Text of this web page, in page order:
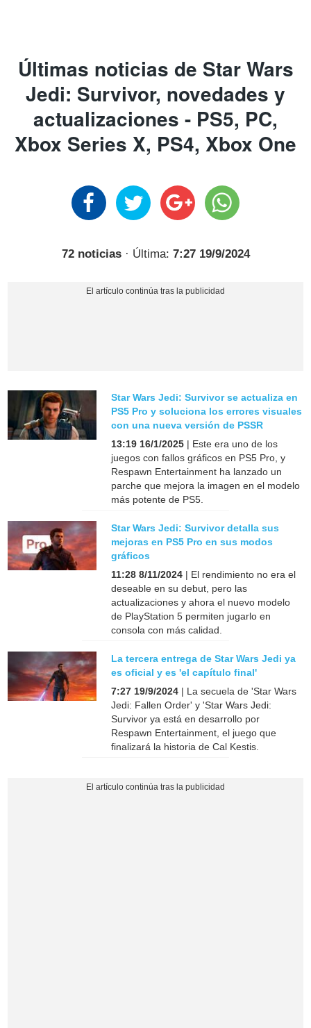
Últimas noticias de Star Wars
Jedi: Survivor, novedades y
actualizaciones - PS5, PC,
Xbox Series X, PS4, Xbox One
72 noticias· Última: 7:27 19/9/2024
Star Wars Jedi: Survivor se actualiza en
PS5 Pro y soluciona los errores visuales
con una nueva versión de PSSR
13:19 16/1/2025 | Este era uno de los
juegos con fallos gráficos en PS5 Pro, y
Respawn Entertainment ha lanzado un
parche que mejora la imagen en el modelo
más potente de PS5.
Star Wars Jedi: Survivor detalla sus
mejoras en PS5 Pro en sus modos
gráficos
11:28 8/11/2024 | El rendimiento no era el
deseable en su debut, pero las
actualizaciones y ahora el nuevo modelo
de PlayStation 5 permiten jugarlo en
consola con más calidad.
La tercera entrega de Star Wars Jedi ya
es oficial y es 'el capítulo final'
7:27 19/9/2024 | La secuela de 'Star Wars
Jedi: Fallen Order' y 'Star Wars Jedi:
Survivor ya está en desarrollo por
Respawn Entertainment, el juego que
finalizará la historia de Cal Kestis.